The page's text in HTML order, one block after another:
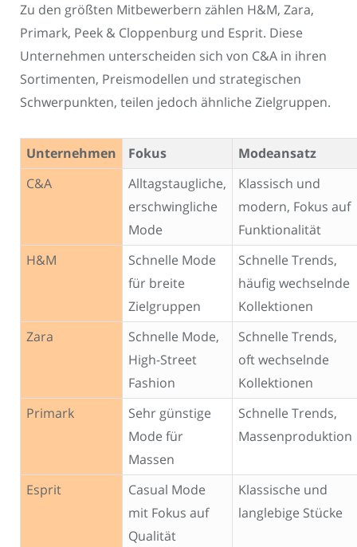
Zu den größten Mitbewerbern zählen H&M, Zara,
Primark, Peek & Cloppenburg und Esprit. Diese
Unternehmen unterscheiden sich von C&A in ihren
Sortimenten, Preismodellen und strategischen
Schwerpunkten, teilen jedoch ähnliche Zielgruppen.
Unternehmen Fokus
Modeansatz
C&A
Alltagstaugliche,
erschwingliche
Mode
Klassisch und
modern, Fokus auf
Funktionalität
H&M
Schnelle Mode
für breite
Zielgruppen
Schnelle Trends,
häufig wechselnde
Kollektionen
Zara
Schnelle Mode,
High-Street
Fashion
Schnelle Trends,
oft wechselnde
Kollektionen
Primark
Sehr günstige
Mode für
Massen
Schnelle Trends,
Massenproduktion
Esprit
Casual Mode
mit Fokus auf
Qualität
Klassische und
langlebige Stücke